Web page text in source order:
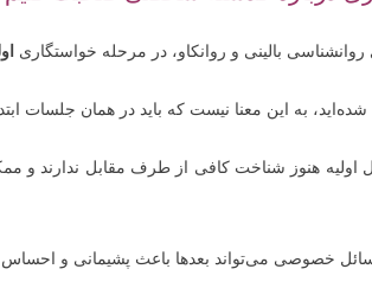
روانشناسی بالینی و روانکاو، در مرحله خواستگاری
به این معنا نیست که باید در همان جلسات
اولیه هنوز شناخت کافی از طرف مقابل ندارند
خصوصی می‌تواند بعدها باعث پشیمانی و